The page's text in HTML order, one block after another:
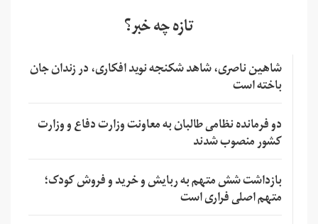
تازه چه خبر؟
شاهین ناصری، شاهد شکنجه نوید افکاری، در زندان جان
باخته است
دو فرمانده نظامی طالبان به معاونت وزارت دفاع و وزارت
کشور منصوب شدند
بازداشت شش متهم به ربایش و خرید و فروش کودک؛
متهم اصلی فراری است